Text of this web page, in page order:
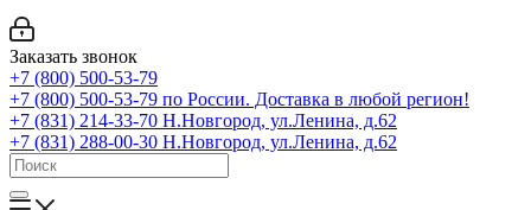
Заказать звонок
+7 (800) 500-53-79
+7 (800) 500-53-79 по России. Доставка в любой регион!
+7 (831) 214-33-70 Н.Новгород, ул.Ленина, д.62
+7 (831) 288-00-30 Н.Новгород, ул.Ленина, д.62